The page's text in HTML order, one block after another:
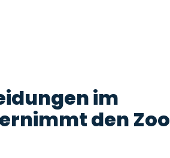
im
den Zoo